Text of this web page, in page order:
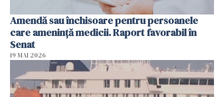
Amendă sau închisoare pentru persoanele
care ameninţă medicii. Raport favorabil în
Senat
19 MAI 2026